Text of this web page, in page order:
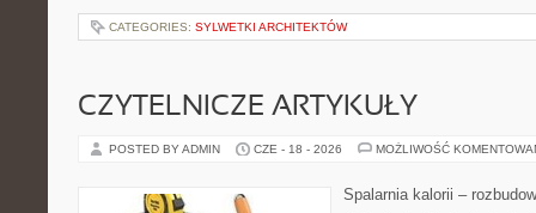
CATEGORIES: SYLWETKI ARCHITEKTÓW
CZYTELNICZE ARTYKUŁY
POSTED BY ADMIN CZE - 18 - 2026 MOŻLIWOŚĆ
Spalarnia kalorii –